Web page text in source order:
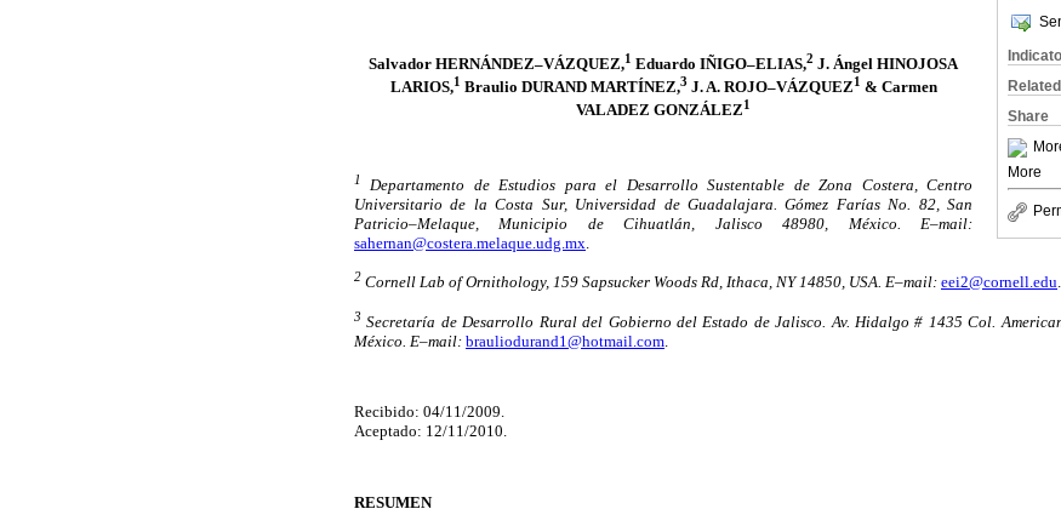
Share
More
Salvador HERNÁNDEZ–VÁZQUEZ,1 Eduardo IÑIGO–ELIAS,2 J. Ángel HINOJOSA
LARIOS,1 Braulio DURAND MARTÍNEZ,3 J. A. ROJO–VÁZQUEZ1 & Carmen
VALADEZ GONZÁLEZ1
1
Departamento de Estudios para el Desarrollo Sustentable de Zona Costera, Centro
Universitario de la Costa Sur, Universidad de Guadalajara. Gómez Farías No. 82, San
Patricio–Melaque, Municipio de Cihuatlán, Jalisco 48980, México. E–mail:
sahernan@costera.melaque.udg.mx
2 Cornell Lab of Ornithology, 159 Sapsucker Woods Rd, Ithaca, NY 14850, USA. E–mail: eei2@cornell.edu.
3 Secretaría de Desarrollo Rural del Gobierno del Estado de Jalisco. Av. Hidalgo # 1435 Col.
México. E–mail: brauliodurand1@hotmail.com
Recibido: 04/11/2009.
Aceptado: 12/11/2010.
RESUMEN